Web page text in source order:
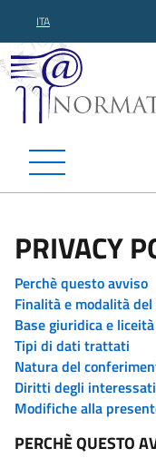
ITA
PRIVACY
Perchè questo avviso
Finalità e modalità
Base giuridica e
Tipi di dati trattati
Natura del
Diritti degli interessati
Modifiche alla
PERCHÈ QUESTO